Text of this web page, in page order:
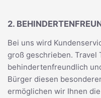
2.
Bei uns wird
groß geschrieben. Travel
behindertenfreundlich
Bürger diesen
ermöglichen wir Ihnen